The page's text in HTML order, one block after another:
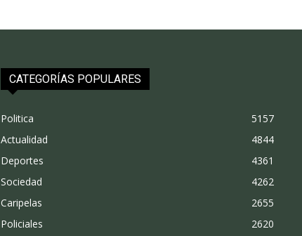
CATEGORÍAS POPULARES
Politica
5157
Actualidad
4844
Deportes
4361
Sociedad
4262
Caripelas
2655
Policiales
2620